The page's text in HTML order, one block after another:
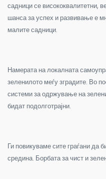
садници се висококвалитетни,
шанса за успех и развивање е
малите садници.
Намерата на локалната
зеленилото меѓу зградите. Во
системи за одржување на
бидат подолготрајни.
Ги повикуваме сите граѓани да
средина. Борбата за чист и